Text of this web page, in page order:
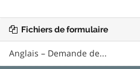
Fichiers de formulaire
Anglais – Demande de...